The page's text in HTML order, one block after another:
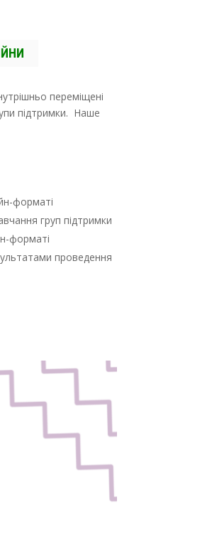
переміщені
підтримки. Наше
форматі
груп підтримки
форматі
проведення